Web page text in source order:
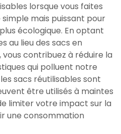
lorsque vous faites
mais puissant pour
écologique. En optant
au lieu des sacs en
vous contribuez à réduire la
qui polluent notre
sacs réutilisables sont
être utilisés à maintes
limiter votre impact sur la
une consommation